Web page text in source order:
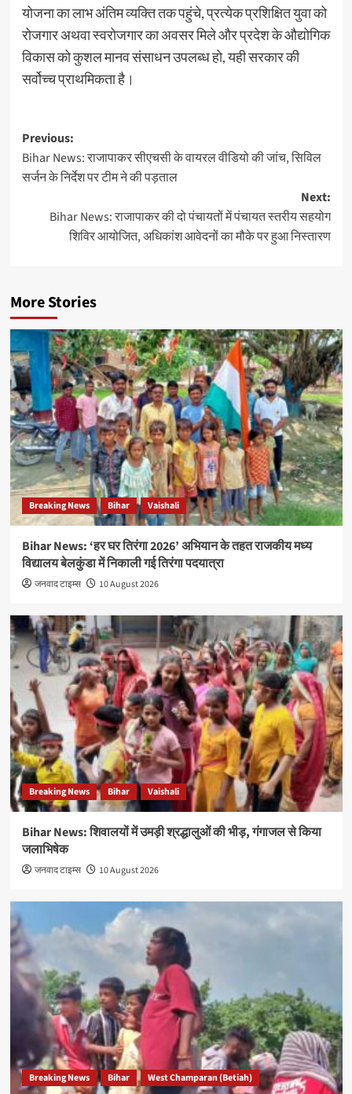
योजना का लाभ अंतिम व्यक्ति तक पहुंचे, प्रत्येक प्रशिक्षित युवा को
रोजगार अथवा स्वरोजगार का अवसर मिले और प्रदेश के औद्योगिक
विकास को कुशल मानव संसाधन उपलब्ध हो, यही सरकार की
सर्वोच्च प्राथमिकता है।
Post
navigation
Previous:
Bihar News: राजापाकर सीएचसी के वायरल वीडियो की जांच, सिविल
सर्जन के निर्देश पर टीम ने की पड़ताल
Next:
Bihar News: राजापाकर की दो पंचायतों में पंचायत स्तरीय सहयोग
शिविर आयोजित, अधिकांश आवेदनों का मौके पर हुआ निस्तारण
More Stories
Breaking News Bihar Vaishali
Bihar News: ‘हर घर तिरंगा 2026’ अभियान के तहत राजकीय मध्य
विद्यालय बेलकुंडा में निकाली गई तिरंगा पदयात्रा
जनवाद टाइम्स 10 August 2026
Breaking News Bihar Vaishali
Bihar News: शिवालयों में उमड़ी श्रद्धालुओं की भीड़, गंगाजल से किया
जलाभिषेक
जनवाद टाइम्स 10 August 2026
Breaking News Bihar West Champaran (Betiah)